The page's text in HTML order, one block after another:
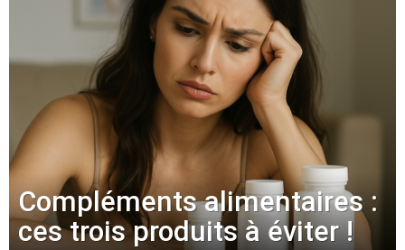
Compléments alimentaires :
ces trois produits à éviter !